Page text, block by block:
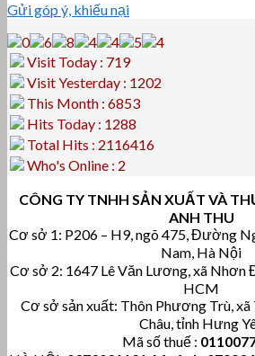
Gửi góp ý, khiếu nại
Visit Today : 719
Visit Yesterday : 1202
This Month : 6853
Hits Today : 1288
Total Hits : 2116416
Who's Online : 2
CÔNG TY TNHH SẢN XUẤT VÀ
ANH THU
Cơ sở 1: P206 – H9, ngõ 475, Đường
Nam, Hà Nội
Cơ sở 2: 1647 Lê Văn Lương, xã Nhơn
HCM
Cơ sở sản xuất: Thôn Phương Trù, xã
Châu, tỉnh Hưng
Mã số thuế :